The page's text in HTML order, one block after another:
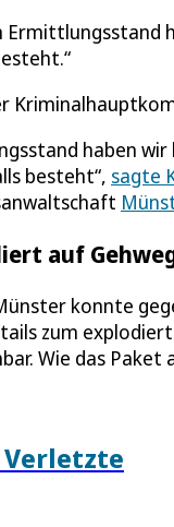
haben
besteht“, sagte
auf
konnte
zum
Wie das